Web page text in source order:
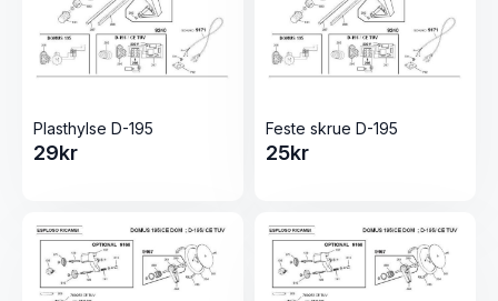
Plasthylse D-195
29kr
Feste skrue D-195
25kr